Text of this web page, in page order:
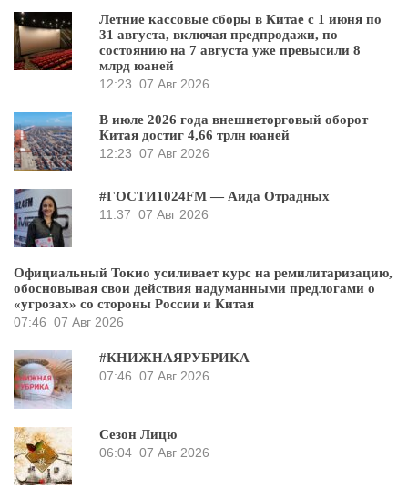
Летние кассовые сборы в Китае с 1 июня по
31 августа, включая предпродажи, по
состоянию на 7 августа уже превысили 8
млрд юаней
12:23 07 Авг 2026
В июле 2026 года внешнеторговый оборот
Китая достиг 4,66 трлн юаней
12:23 07 Авг 2026
#ГОСТИ1024FM — Аида Отрадных
11:37 07 Авг 2026
Официальный Токио усиливает курс на ремилитаризацию,
обосновывая свои действия надуманными предлогами о
«угрозах» со стороны России и Китая
07:46 07 Авг 2026
#КНИЖНАЯРУБРИКА
07:46 07 Авг 2026
Сезон Лицю
06:04 07 Авг 2026